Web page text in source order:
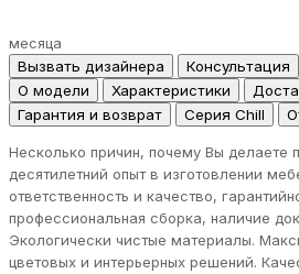
месяца
Вызвать дизайнера
Консультация
О модели
Характеристики
Гарантия и возврат
Серия Chill
Несколько причин, почему Вы делаете
десятилетний опыт в изготовлении
ответственность и качество,
профессиональная сборка, наличие
Экологически чистые материалы.
цветовых и интерьерных решений.